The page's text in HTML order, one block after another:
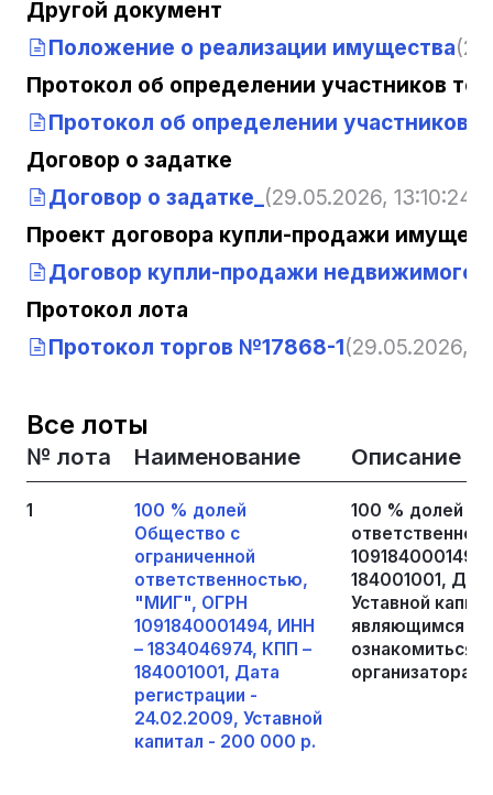
Другой документ
Положение о реализации имущества
Протокол об определении участников
Протокол об определении участников
Договор о задатке
Договор о задатке_ (29.05.2026, 13:10:24)
Проект договора купли-продажи
Договор купли-продажи недвижимого
Протокол лота
Протокол торгов №17868-1(29.05.2026,
Все лоты
№ лота Наименование Описание
1
100 % долей
Общество с
ограниченной
ответственностью,
"МИГ", ОГРН
1091840001494, ИНН
– 1834046974, КПП –
184001001, Дата
регистрации -
24.02.2009, Уставной
капитал - 200 000 р.
100 % долей
184001001,
Уставной
являющимся
ознакомиться
организатора